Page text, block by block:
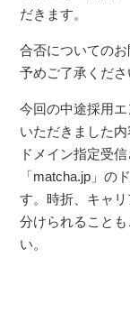
だきます。
合否についての
予めご了承くださ
今回の中途採用
いただきました内
ドメイン指定受
「matcha.jp」の
す。時折、キャ
分けられること
い。